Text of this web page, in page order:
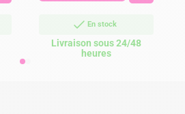
En stock
Livraison sous 24/48
heures